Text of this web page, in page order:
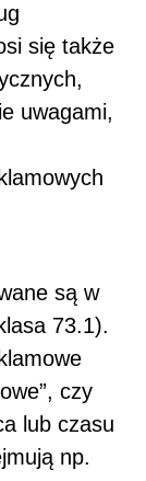
się także
uwagami,
są w
73.1).
czy
lub czasu
np.